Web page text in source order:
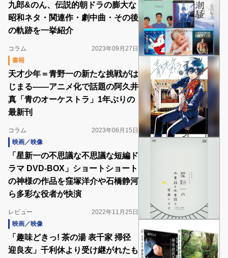
九郎&のん、伝説的朝ドラの膨大な
昭和ネタ・関連作・劇中曲・その後
の軌跡を一挙紹介
コラム
2023年09月27日
書籍
天才少年＝青野一の新たな挑戦がは
じまる――アニメ化で話題の阿久井
真「青のオーケストラ」1年ぶりの
最新刊
コラム
2023年06月15日
映画／映像
「星新一の不思議な不思議な短編ド
ラマ DVD-BOX」ショートショート
の神様の作品を窪塚洋介や石橋静河
ら多彩な役者が快演
レビュー
2022年11月25日
映画／映像
「趣味どきっ! 茶の湯 表千家 掃径
迎良友」千利休より受け継がれたも